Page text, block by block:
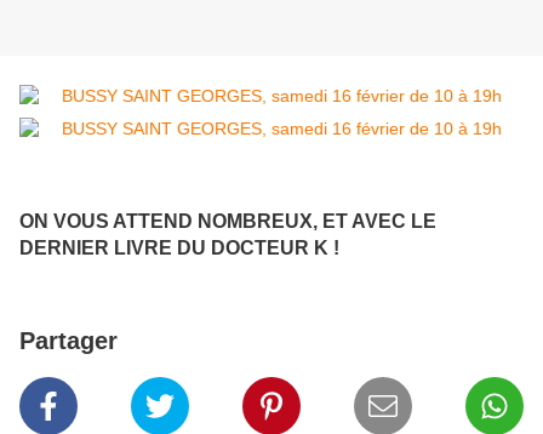
ON VOUS ATTEND NOMBREUX, ET AVEC LE
DERNIER LIVRE DU DOCTEUR K !
Partager